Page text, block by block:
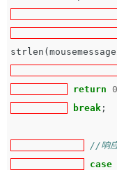
strlen (
return
0
break ;
//响应
case